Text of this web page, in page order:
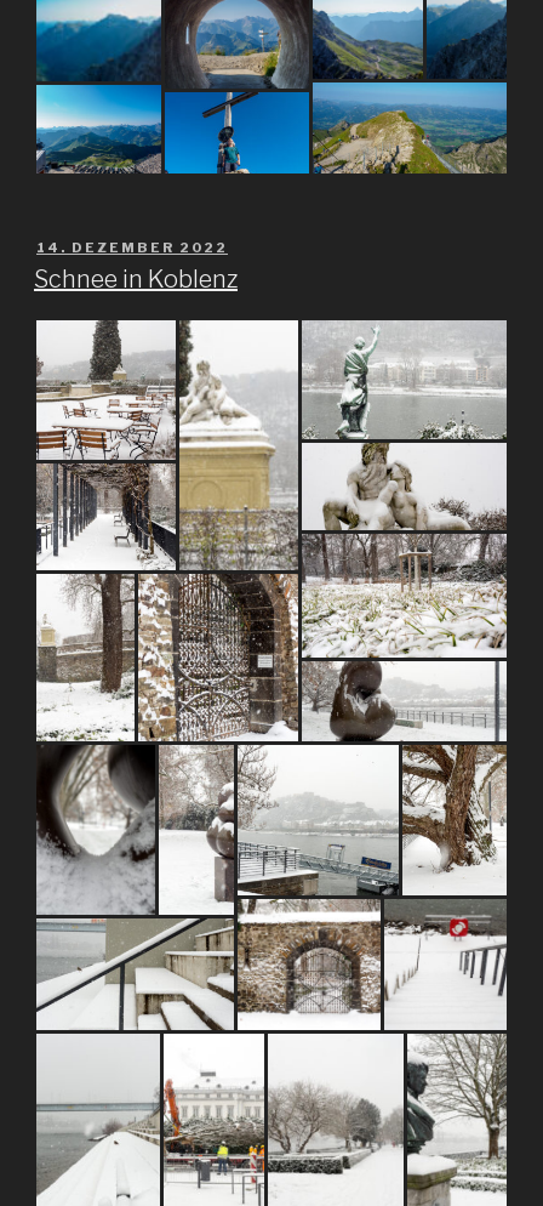
VERÖFFENTLICHT
AM
14. DEZEMBER 2022
Schnee in Koblenz